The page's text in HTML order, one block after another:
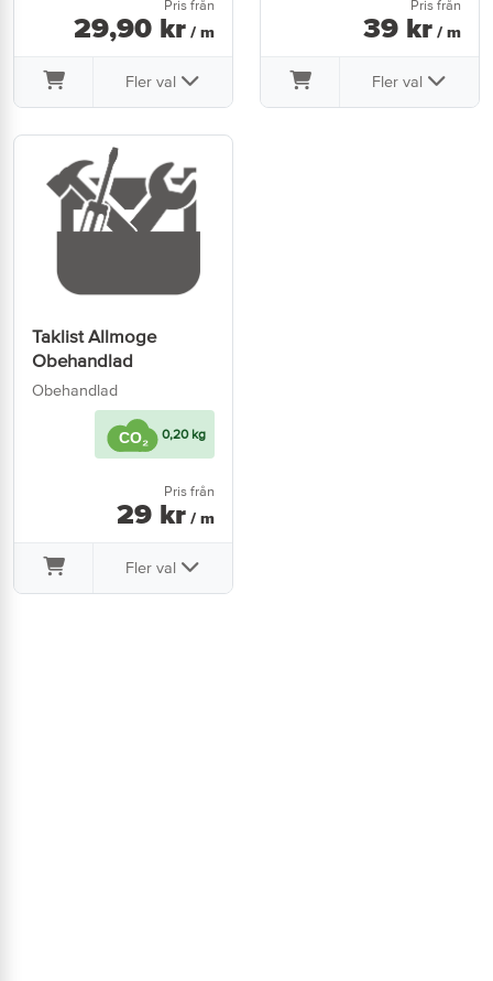
Pris från
29,90 kr / m
Fler val
Pris från
39 kr / m
Fler val
Taklist Allmoge
Obehandlad
Obehandlad
0,20 kg
Pris från
29 kr / m
Fler val